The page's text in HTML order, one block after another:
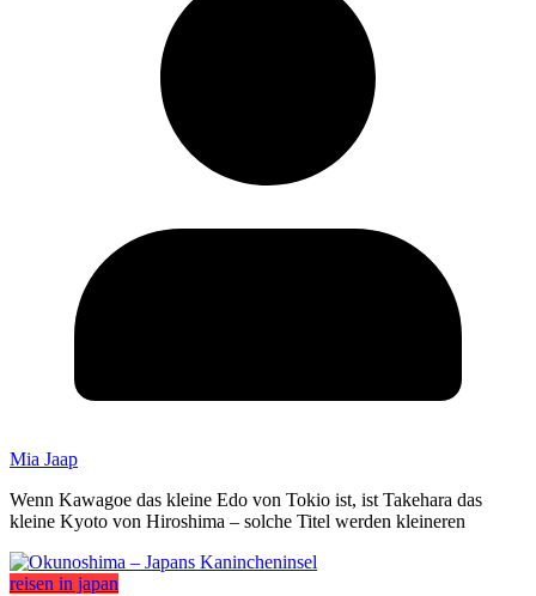
Mia Jaap
Wenn Kawagoe das kleine Edo von Tokio ist, ist Takehara das
kleine Kyoto von Hiroshima – solche Titel werden kleineren
reisen in japan